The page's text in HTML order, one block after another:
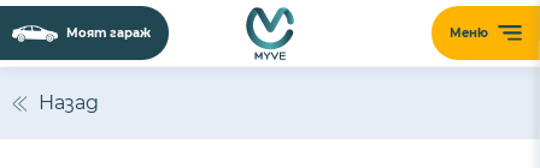
Меню
Моят гараж
Назад